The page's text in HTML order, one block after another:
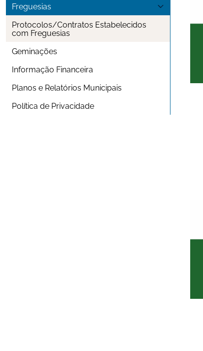
Freguesias
Protocolos/Contratos Estabelecidos
com Freguesias
Geminações
Informação Financeira
Planos e Relatórios Municipais
Política de Privacidade